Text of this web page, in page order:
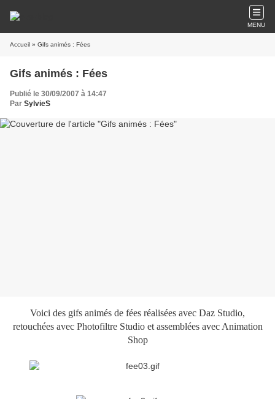
MENU
Accueil » Gifs animés : Fées
Gifs animés : Fées
Publié le 30/09/2007 à 14:47
Par SylvieS
Voici des gifs animés de fées réalisées avec Daz Studio,
retouchées avec Photofiltre Studio et assemblées avec Animation
Shop